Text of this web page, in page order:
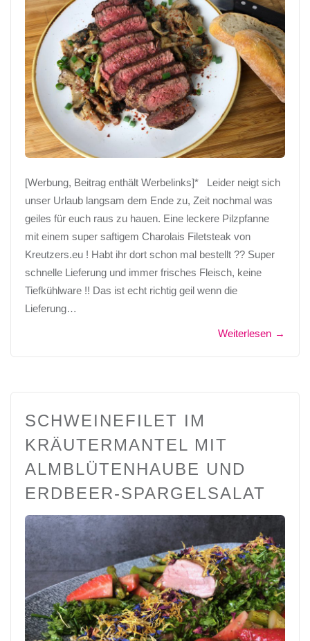
[Werbung, Beitrag enthält Werbelinks]* Leider neigt sich
unser Urlaub langsam dem Ende zu, Zeit nochmal was
geiles für euch raus zu hauen. Eine leckere Pilzpfanne
mit einem super saftigem Charolais Filetsteak von
Kreutzers.eu ! Habt ihr dort schon mal bestellt ?? Super
schnelle Lieferung und immer frisches Fleisch, keine
Tiefkühlware !! Das ist echt richtig geil wenn die
Lieferung…
Weiterlesen →
SCHWEINEFILET IM
KRÄUTERMANTEL MIT
ALMBLÜTENHAUBE UND
ERDBEER-SPARGELSALAT